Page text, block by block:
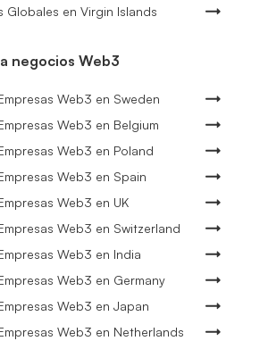
Globales en Virgin Islands
negocios Web3
Web3 en Sweden
Web3 en Belgium
Web3 en Poland
Web3 en Spain
Web3 en UK
Web3 en Switzerland
Web3 en India
Web3 en Germany
Web3 en Japan
Web3 en Netherlands